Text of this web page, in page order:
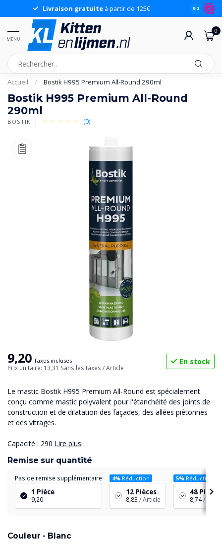
Livraison gratuite à partir de 125€ 9.2
MENU
0
Accueil / Bostik H995 Premium All-Round 290ml
Bostik H995 Premium All-Round
290ml
BOSTIK (0)
9,20 Taxes incluses
Prix unitaire: 13,31 Sans les taxes / Article
En stock
Le mastic Bostik H995 Premium All-Round est spécialement
conçu comme mastic polyvalent pour l'étanchéité des joints de
construction et de dilatation des façades, des allées piétonnes
et des vitrages.
Capacité : 290 Lire plus.
Remise sur quantité
Pas de remise supplémentaire
1 Pièce
9,20
4% Réduction
12 Pièces
8,83 / Article
5% Réduction
48 Pièces
8,74/
Couleur - Blanc